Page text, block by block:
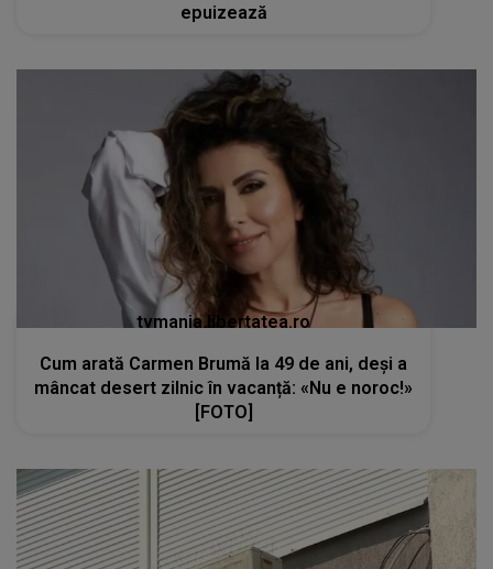
epuizează
tvmania.libertatea.ro
Cum arată Carmen Brumă la 49 de ani, deși a
mâncat desert zilnic în vacanță: «Nu e noroc!»
[FOTO]